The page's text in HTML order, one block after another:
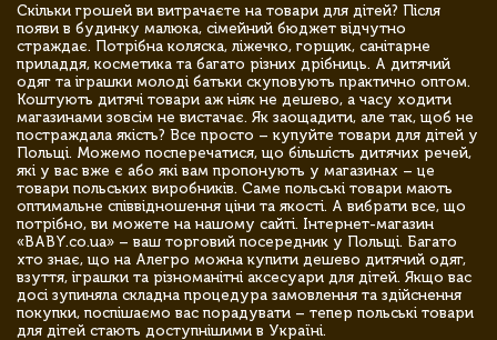
Скільки грошей ви витрачаєте на товари для дітей? Після
появи в будинку малюка, сімейний бюджет відчутно
страждає. Потрібна коляска, ліжечко, горщик, санітарне
приладдя, косметика та багато різних дрібниць. А дитячий
одяг та іграшки молоді батьки скуповують практично оптом.
Коштують дитячі товари аж ніяк не дешево, а часу ходити
магазинами зовсім не вистачає. Як заощадити, але так, щоб не
постраждала якість? Все просто – купуйте товари для дітей у
Польщі. Можемо посперечатися, що більшість дитячих речей,
які у вас вже є або які вам пропонують у магазинах – це
товари польських виробників. Саме польські товари мають
оптимальне співвідношення ціни та якості. А вибрати все, що
потрібно, ви можете на нашому сайті. Інтернет-магазин
«BABY.co.ua» – ваш торговий посередник у Польщі. Багато
хто знає, що на Алегро можна купити дешево дитячий одяг,
взуття, іграшки та різноманітні аксесуари для дітей. Якщо вас
досі зупиняла складна процедура замовлення та здійснення
покупки, поспішаємо вас порадувати – тепер польські товари
для дітей стають доступнішими в Україні.